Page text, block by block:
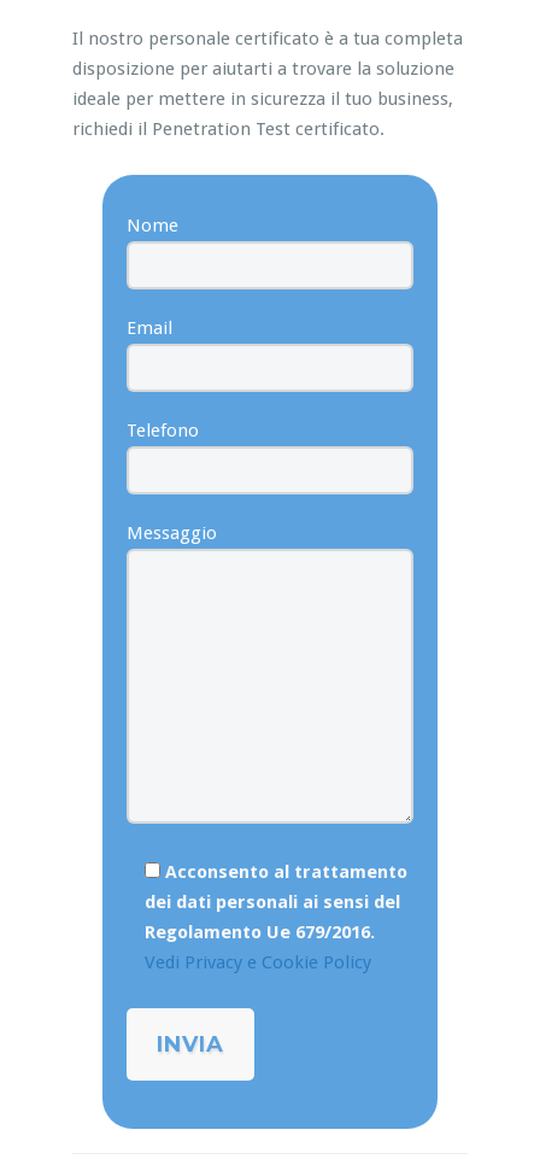
Il nostro personale certificato è a tua completa
disposizione per aiutarti a trovare la soluzione
ideale per mettere in sicurezza il tuo business,
richiedi il Penetration Test certificato.
Nome
Email
Telefono
Messaggio
Acconsento al trattamento
dei dati personali ai sensi del
Regolamento Ue 679/2016.
Vedi Privacy e Cookie Policy